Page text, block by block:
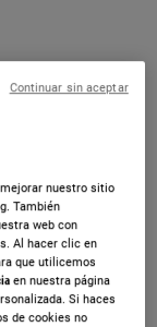
y
nuestro sitio
También
web con
Al hacer clic en
que utilicemos
en nuestra página
Si haces
de cookies no
Continuar sin aceptar